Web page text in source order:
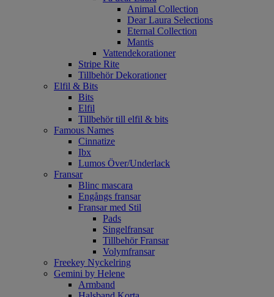
Animal Collection
Dear Laura Selections
Eternal Collection
Mantis
Vattendekorationer
Stripe Rite
Tillbehör Dekorationer
Elfil & Bits
Bits
Elfil
Tillbehör till elfil & bits
Famous Names
Cinnatize
Ibx
Lumos Över/Underlack
Fransar
Blinc mascara
Engångs fransar
Fransar med Stil
Pads
Singelfransar
Tillbehör Fransar
Volymfransar
Freekey Nyckelring
Gemini by Helene
Armband